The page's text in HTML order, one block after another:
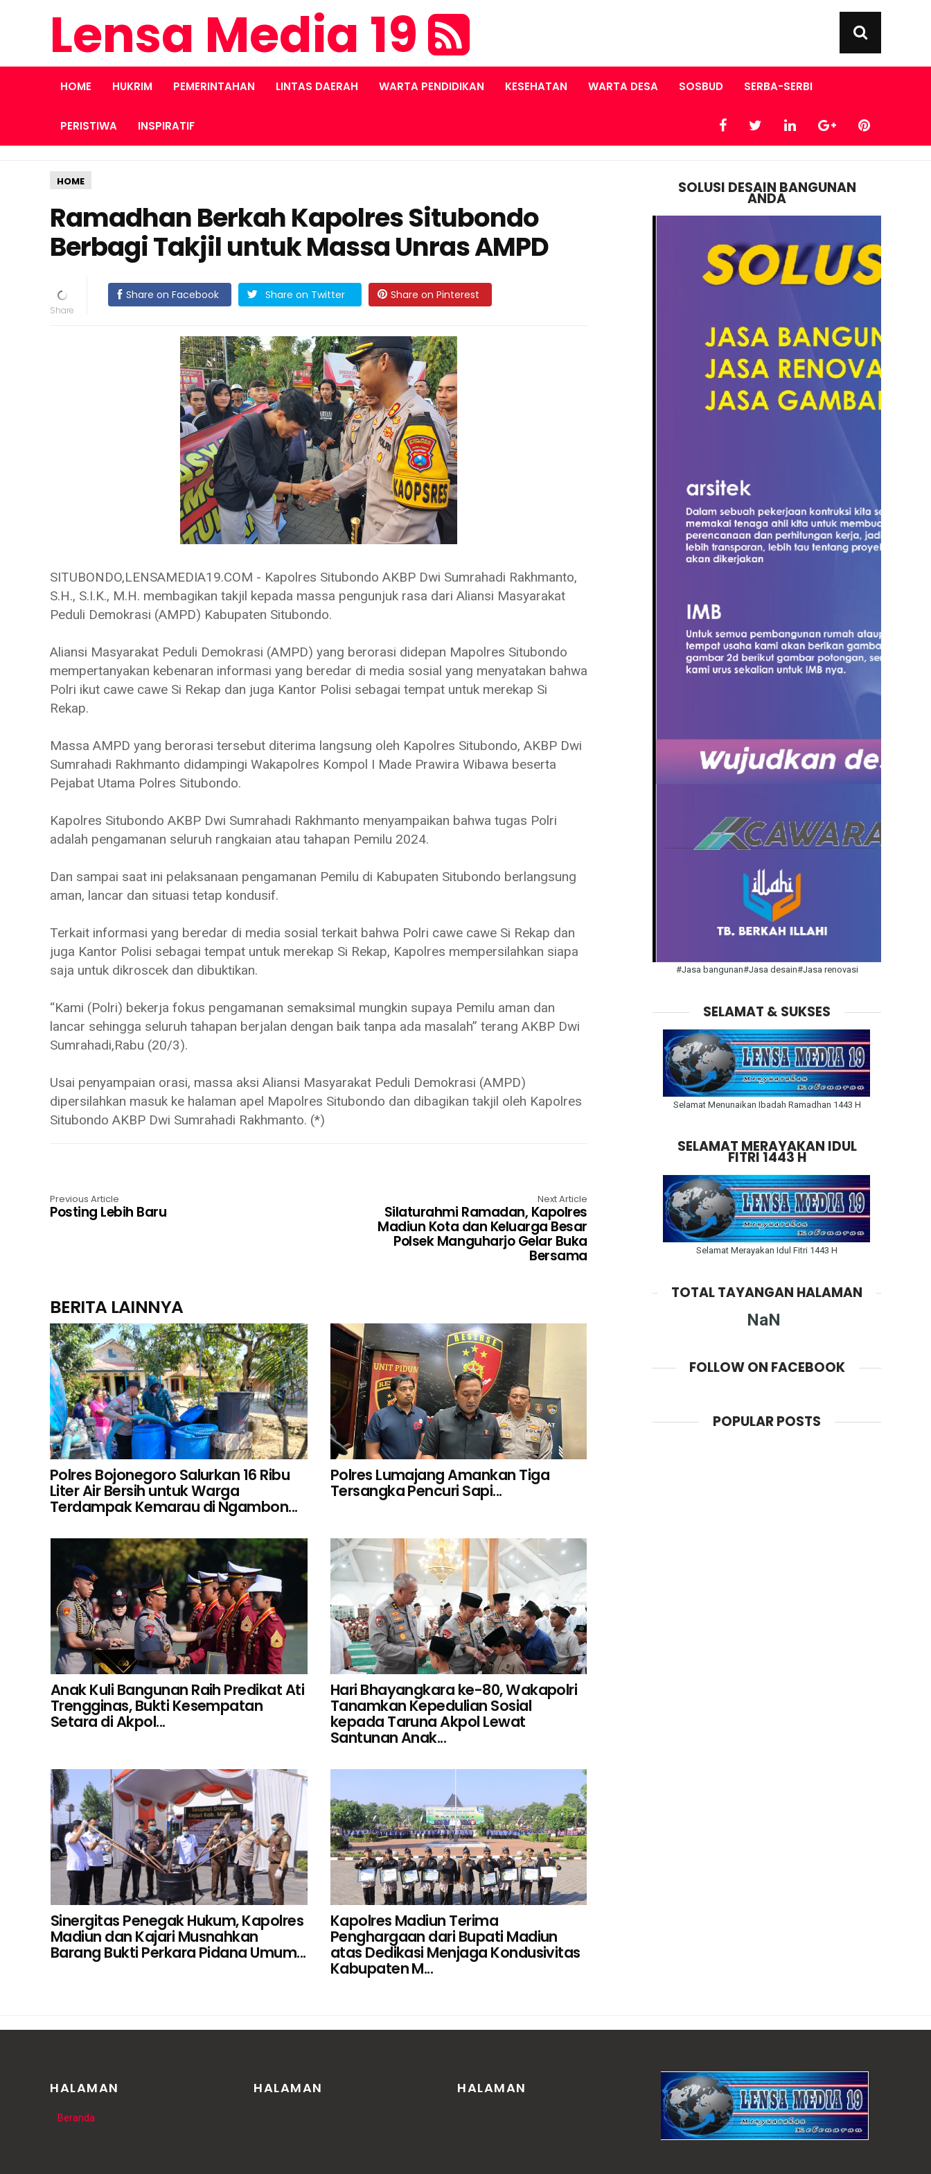
Lensa Media 19
HOME HUKRIM PEMERINTAHAN LINTAS DAERAH WARTA PENDIDIKAN KESEHATAN WARTA DESA SOSBUD SERBA-SERBI
PERISTIWA INSPIRATIF
HOME
Ramadhan Berkah Kapolres Situbondo
Berbagi Takjil untuk Massa Unras AMPD
Share on Facebook Share on Twitter Share on Pinterest
SITUBONDO,LENSAMEDIA19.COM - Kapolres Situbondo AKBP Dwi Sumrahadi Rakhmanto,
S.H., S.I.K., M.H. membagikan takjil kepada massa pengunjuk rasa dari Aliansi Masyarakat
Peduli Demokrasi (AMPD) Kabupaten Situbondo.
Aliansi Masyarakat Peduli Demokrasi (AMPD) yang berorasi didepan Mapolres Situbondo
mempertanyakan kebenaran informasi yang beredar di media sosial yang menyatakan bahwa
Polri ikut cawe cawe Si Rekap dan juga Kantor Polisi sebagai tempat untuk merekap Si
Rekap.
Massa AMPD yang berorasi tersebut diterima langsung oleh Kapolres Situbondo, AKBP Dwi
Sumrahadi Rakhmanto didampingi Wakapolres Kompol I Made Prawira Wibawa beserta
Pejabat Utama Polres Situbondo.
Kapolres Situbondo AKBP Dwi Sumrahadi Rakhmanto menyampaikan bahwa tugas Polri
adalah pengamanan seluruh rangkaian atau tahapan Pemilu 2024.
Dan sampai saat ini pelaksanaan pengamanan Pemilu di Kabupaten Situbondo berlangsung
aman, lancar dan situasi tetap kondusif.
Terkait informasi yang beredar di media sosial terkait bahwa Polri cawe cawe Si Rekap dan
juga Kantor Polisi sebagai tempat untuk merekap Si Rekap, Kapolres mempersilahkan siapa
saja untuk dikroscek dan dibuktikan.
“Kami (Polri) bekerja fokus pengamanan semaksimal mungkin supaya Pemilu aman dan
lancar sehingga seluruh tahapan berjalan dengan baik tanpa ada masalah” terang AKBP Dwi
Sumrahadi,Rabu (20/3).
Usai penyampaian orasi, massa aksi Aliansi Masyarakat Peduli Demokrasi (AMPD)
dipersilahkan masuk ke halaman apel Mapolres Situbondo dan dibagikan takjil oleh Kapolres
Situbondo AKBP Dwi Sumrahadi Rakhmanto. (*)
Previous Article
Posting Lebih Baru
Next Article
Silaturahmi Ramadan, Kapolres
Madiun Kota dan Keluarga Besar
Polsek Manguharjo Gelar Buka
Bersama
BERITA LAINNYA
Polres Bojonegoro Salurkan 16 Ribu
Liter Air Bersih untuk Warga
Terdampak Kemarau di Ngambon...
Polres Lumajang Amankan Tiga
Tersangka Pencuri Sapi...
Anak Kuli Bangunan Raih Predikat Ati
Trengginas, Bukti Kesempatan
Setara di Akpol...
Hari Bhayangkara ke-80, Wakapolri
Tanamkan Kepedulian Sosial
kepada Taruna Akpol Lewat
Santunan Anak...
Sinergitas Penegak Hukum, Kapolres
Madiun dan Kajari Musnahkan
Barang Bukti Perkara Pidana Umum...
Kapolres Madiun Terima
Penghargaan dari Bupati Madiun
atas Dedikasi Menjaga Kondusivitas
Kabupaten M...
SOLUSI DESAIN BANGUNAN
ANDA
#Jasa bangunan#Jasa desain#Jasa renovasi
SELAMAT & SUKSES
Selamat Menunaikan Ibadah Ramadhan 1443 H
SELAMAT MERAYAKAN IDUL
FITRI 1443 H
Selamat Merayakan Idul Fitri 1443 H
TOTAL TAYANGAN HALAMAN
NaN
FOLLOW ON FACEBOOK
POPULAR POSTS
HALAMAN
Beranda
HALAMAN HALAMAN